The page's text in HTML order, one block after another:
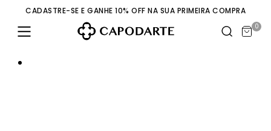
CADASTRE-SE E GANHE 10% OFF NA SUA PRIMEIRA COMPRA
0